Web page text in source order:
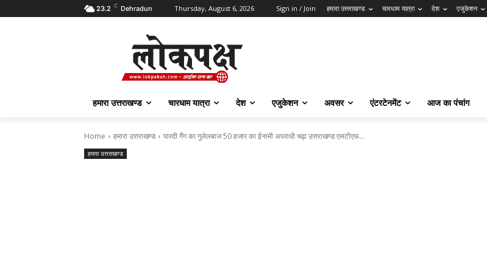
23.2 C Dehradun Thursday, August 6, 2026 Sign in / Join हमारा उत्तराखण्ड चारधाम यात्रा देश एजुकेशन
हमारा उत्तराखण्ड चारधाम यात्रा देश एजुकेशन अवसर एंटरटेनमेंट आज का पंचांग
Home हमारा उत्तराखण्ड पारदी गैंग का गुलेलबाज 50 हजार का ईनामी अपराधी चढ़ा उत्तराखण्ड एसटीएफ...
हमारा उत्तराखण्ड